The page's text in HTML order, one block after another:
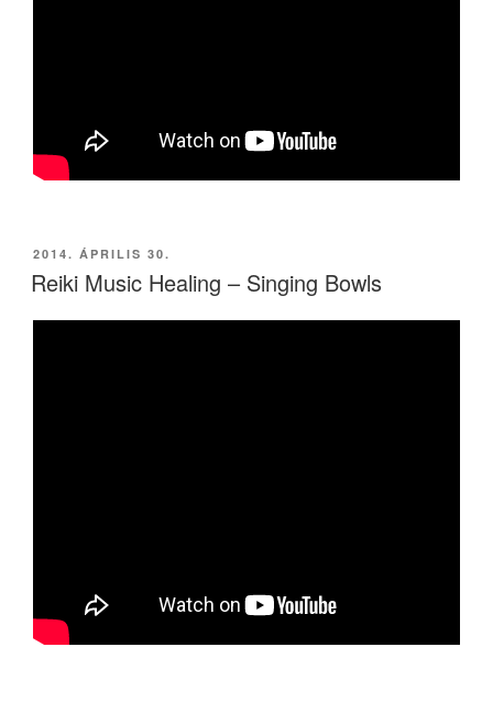
BEKÜLDVE:
2014. ÁPRILIS 30.
Reiki Music Healing – Singing Bowls